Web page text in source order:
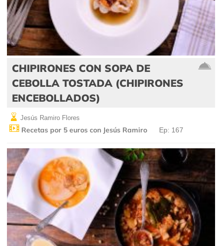
CHIPIRONES CON SOPA DE
CEBOLLA TOSTADA (CHIPIRONES
ENCEBOLLADOS)
Jesús Ramiro Flores
Recetas por 5 euros con Jesús Ramiro Ep: 167